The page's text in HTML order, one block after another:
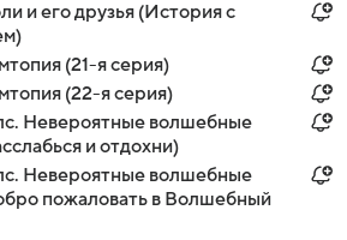
и его друзья (История с
(21-я серия)
(22-я серия)
Невероятные волшебные
и отдохни)
Невероятные волшебные
пожаловать в Волшебный